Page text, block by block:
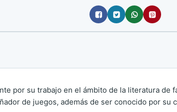
por su trabajo en el ámbito de la literatura de
de juegos, además de ser conocido por su